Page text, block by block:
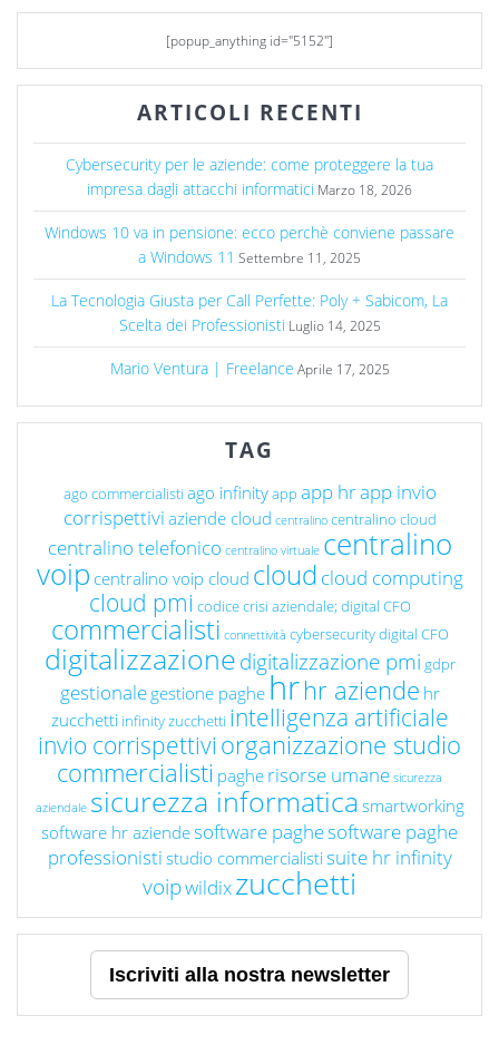
[popup_anything id="5152"]
ARTICOLI RECENTI
Cybersecurity per le aziende: come proteggere la tua
impresa dagli attacchi informatici Marzo 18, 2026
Windows 10 va in pensione: ecco perchè conviene passare
a Windows 11 Settembre 11, 2025
La Tecnologia Giusta per Call Perfette: Poly + Sabicom, La
Scelta dei Professionisti Luglio 14, 2025
Mario Ventura | Freelance Aprile 17, 2025
TAG
ago commercialisti ago infinityapp app hrapp invio
corrispettivi aziende cloud centralino centralino cloud
centralino telefonico centralino virtuale centralino
voip centralino voip cloud cloud cloud computing
cloud pmi codice crisi aziendale; digital CFO
commercialisti connettività cybersecuritydigital CFO
digitalizzazionedigitalizzazione pmi gdpr
gestionale gestione paghe hrhr aziende hr
zucchetti infinity zucchetti intelligenza artificiale
invio corrispettivi organizzazione studio
commercialisti paghe risorse umane sicurezza
aziendale sicurezza informatica smartworking
software hr aziendesoftware paghesoftware paghe
professionisti studio commercialisti suite hr infinity
voipwildixzucchetti
Iscriviti alla nostra newsletter